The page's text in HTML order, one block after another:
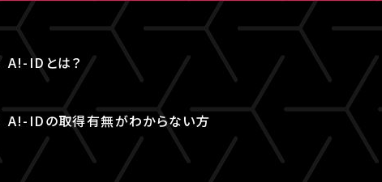
A!-IDとは？
A!-IDの取得有無がわからない方